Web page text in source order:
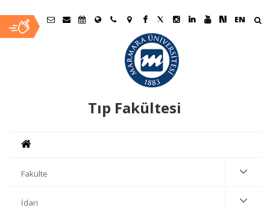
EN
Tıp Fakültesi
Fakülte
İdari